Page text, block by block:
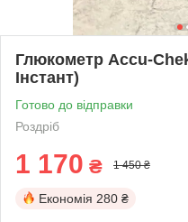
Глюкометр Accu-
Інстант)
Готово до відправки
Роздріб
1 170 ₴ 1 450 ₴
Економія 280 ₴